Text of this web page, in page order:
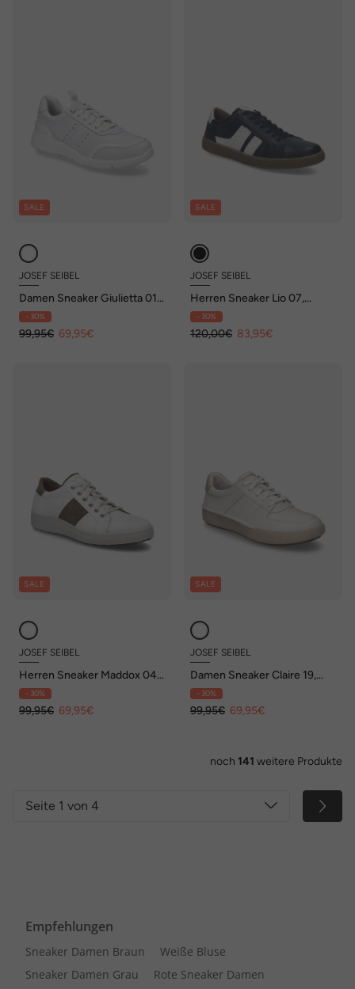
SALE
JOSEF SEIBEL
Damen Sneaker Giulietta 01,
weiss
- 30%
99,95€ 69,95€
SALE
JOSEF SEIBEL
Herren Sneaker Lio 07,
schwarz-weiss
- 30%
120,00€ 83,95€
SALE
JOSEF SEIBEL
Herren Sneaker Maddox 04,
weiss-taupe
- 30%
99,95€ 69,95€
SALE
JOSEF SEIBEL
Damen Sneaker Claire 19,
weiss-beige
- 30%
99,95€ 69,95€
noch 141 weitere Produkte
Seite 1 von 4
Empfehlungen
Sneaker Damen Braun
Weiße Bluse
Sneaker Damen Grau
Rote Sneaker Damen